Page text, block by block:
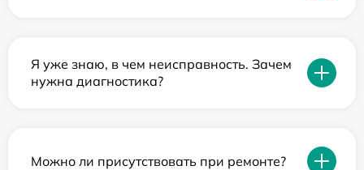
Я уже знаю, в чем неисправность. Зачем
нужна диагностика?
Можно ли присутствовать при ремонте?